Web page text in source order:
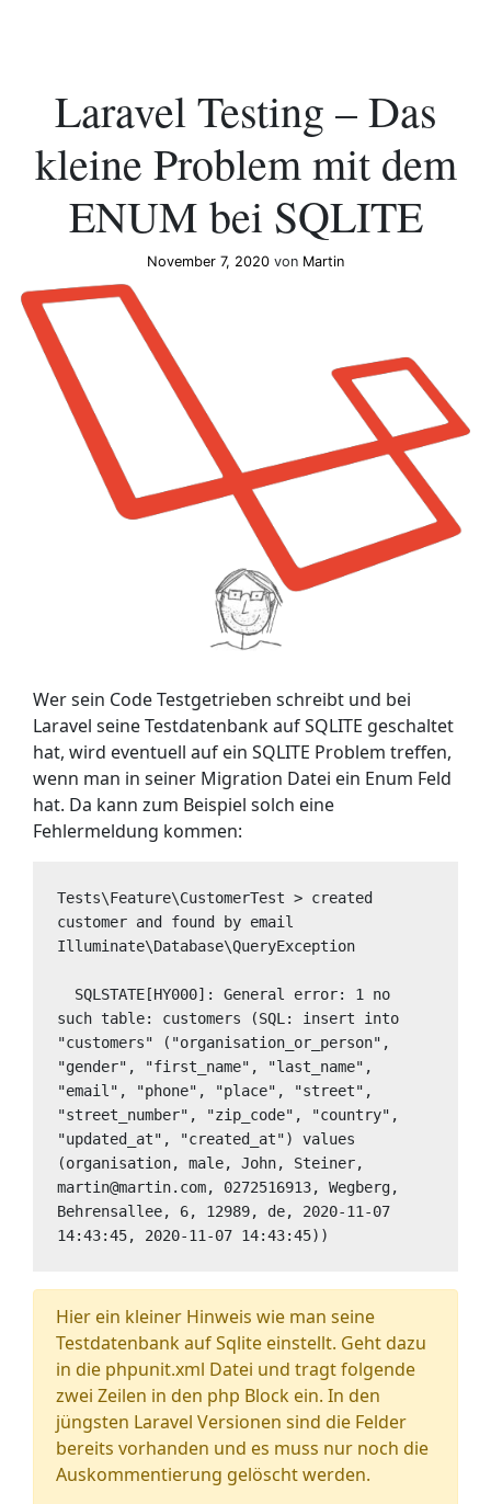
Laravel Testing – Das
kleine Problem mit dem
ENUM bei SQLITE
November 7, 2020 von Martin
Wer sein Code Testgetrieben schreibt und bei
Laravel seine Testdatenbank auf SQLITE geschaltet
hat, wird eventuell auf ein SQLITE Problem treffen,
wenn man in seiner Migration Datei ein Enum Feld
hat. Da kann zum Beispiel solch eine
Fehlermeldung kommen:
Tests\Feature\CustomerTest > created
customer and found by email
Illuminate\Database\QueryException
such table: customers (SQL: insert into
"customers" ("organisation_or_person",
"gender", "first_name", "last_name",
"email", "phone", "place", "street",
"street_number", "zip_code", "country",
"updated_at", "created_at") values
(organisation, male, John, Steiner,
martin@martin.com, 0272516913, Wegberg,
Behrensallee, 6, 12989, de, 2020-11-07
14:43:45, 2020-11-07 14:43:45))
Hier ein kleiner Hinweis wie man seine
Testdatenbank auf Sqlite einstellt. Geht dazu
in die phpunit.xml Datei und tragt folgende
zwei Zeilen in den php Block ein. In den
jüngsten Laravel Versionen sind die Felder
bereits vorhanden und es muss nur noch die
Auskommentierung gelöscht werden.